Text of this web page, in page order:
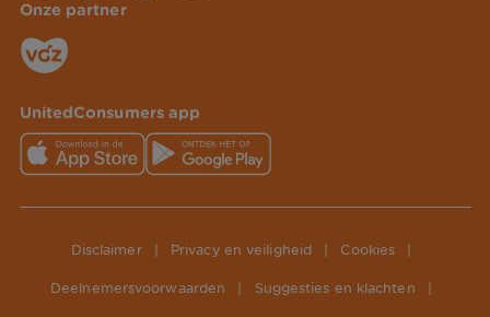
Onze partner
UnitedConsumers app
Disclaimer Privacy en veiligheid Cookies
Deelnemersvoorwaarden Suggesties en klachten